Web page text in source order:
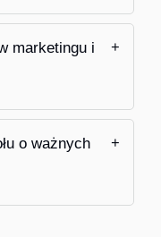
marketingu i
o ważnych